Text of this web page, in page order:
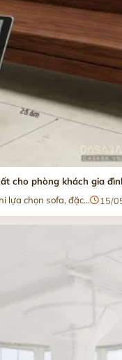
cho phòng khách gia
lựa chọn sofa, đặc...
15/